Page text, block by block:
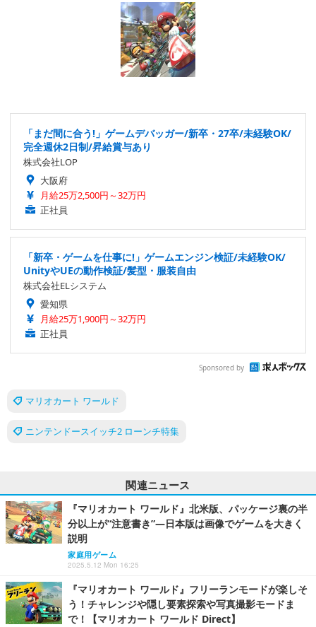
「まだ間に合う!」ゲームデバッガー/新卒・27卒/未経験OK/
完全週休2日制/昇給賞与あり
株式会社LOP
大阪府
月給25万2,500円～32万円
正社員
「新卒・ゲームを仕事に!」ゲームエンジン検証/未経験OK/
UnityやUEの動作検証/髪型・服装自由
株式会社ELシステム
愛知県
月給25万1,900円～32万円
正社員
Sponsored by
マリオカート ワールド
ニンテンドースイッチ2 ローンチ特集
関連ニュース
『マリオカート ワールド』北米版、パッケージ裏の半
分以上が“注意書き”―日本版は画像でゲームを大きく
説明
家庭用ゲーム
2025.5.12 Mon 16:25
『マリオカート ワールド』フリーランモードが楽しそ
う！チャレンジや隠し要素探索や写真撮影モードま
で！【マリオカート ワールド Direct】